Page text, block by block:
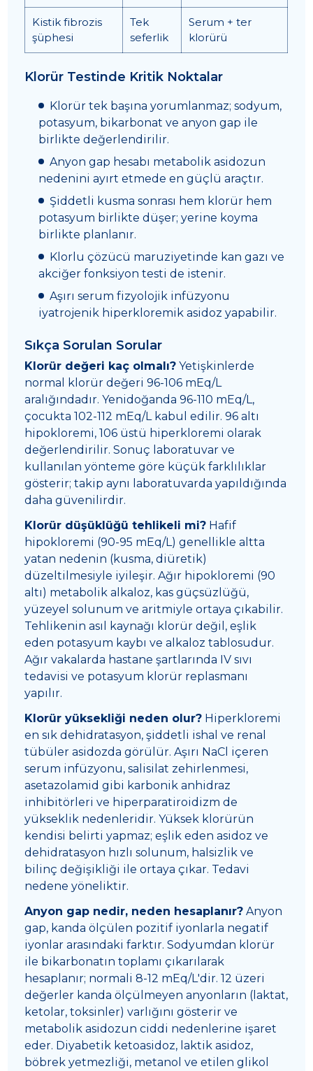
Kistik fibrozis
şüphesi
Tek
seferlik
Serum + ter
klorürü
Klorür Testinde Kritik Noktalar
Klorür tek başına yorumlanmaz; sodyum,
potasyum, bikarbonat ve anyon gap ile
birlikte değerlendirilir.
Anyon gap hesabı metabolik asidozun
nedenini ayırt etmede en güçlü araçtır.
Şiddetli kusma sonrası hem klorür hem
potasyum birlikte düşer; yerine koyma
birlikte planlanır.
Klorlu çözücü maruziyetinde kan gazı ve
akciğer fonksiyon testi de istenir.
Aşırı serum fizyolojik infüzyonu
iyatrojenik hiperkloremik asidoz yapabilir.
Sıkça Sorulan Sorular
Klorür değeri kaç olmalı? Yetişkinlerde
normal klorür değeri 96-106 mEq/L
aralığındadır. Yenidoğanda 96-110 mEq/L,
çocukta 102-112 mEq/L kabul edilir. 96 altı
hipokloremi, 106 üstü hiperkloremi olarak
değerlendirilir. Sonuç laboratuvar ve
kullanılan yönteme göre küçük farklılıklar
gösterir; takip aynı laboratuvarda yapıldığında
daha güvenilirdir.
Klorür düşüklüğü tehlikeli mi? Hafif
hipokloremi (90-95 mEq/L) genellikle altta
yatan nedenin (kusma, diüretik)
düzeltilmesiyle iyileşir. Ağır hipokloremi (90
altı) metabolik alkaloz, kas güçsüzlüğü,
yüzeyel solunum ve aritmiyle ortaya çıkabilir.
Tehlikenin asıl kaynağı klorür değil, eşlik
eden potasyum kaybı ve alkaloz tablosudur.
Ağır vakalarda hastane şartlarında IV sıvı
tedavisi ve potasyum klorür replasmanı
yapılır.
Klorür yüksekliği neden olur? Hiperkloremi
en sık dehidratasyon, şiddetli ishal ve renal
tübüler asidozda görülür. Aşırı NaCl içeren
serum infüzyonu, salisilat zehirlenmesi,
asetazolamid gibi karbonik anhidraz
inhibitörleri ve hiperparatiroidizm de
yükseklik nedenleridir. Yüksek klorürün
kendisi belirti yapmaz; eşlik eden asidoz ve
dehidratasyon hızlı solunum, halsizlik ve
bilinç değişikliği ile ortaya çıkar. Tedavi
nedene yöneliktir.
Anyon gap nedir, neden hesaplanır? Anyon
gap, kanda ölçülen pozitif iyonlarla negatif
iyonlar arasındaki farktır. Sodyumdan klorür
ile bikarbonatın toplamı çıkarılarak
hesaplanır; normali 8-12 mEq/L'dir. 12 üzeri
değerler kanda ölçülmeyen anyonların (laktat,
ketolar, toksinler) varlığını gösterir ve
metabolik asidozun ciddi nedenlerine işaret
eder. Diyabetik ketoasidoz, laktik asidoz,
böbrek yetmezliği, metanol ve etilen glikol